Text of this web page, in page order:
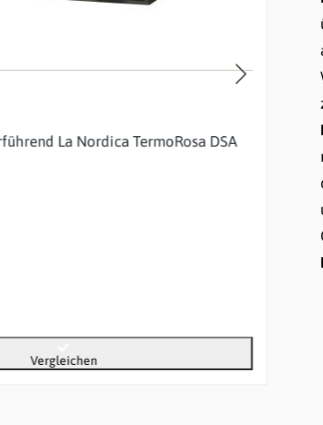
La Nordica TermoRosa DSA
Vergleichen